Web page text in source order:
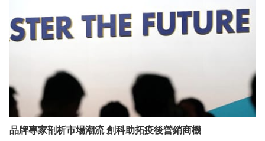
品牌專家剖析市場潮流 創科助拓疫後營銷商機